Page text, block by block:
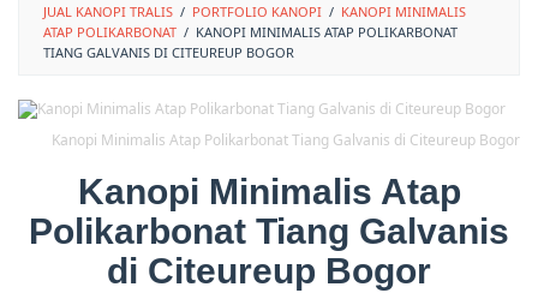
JUAL KANOPI TRALIS / PORTFOLIO KANOPI / KANOPI MINIMALIS
ATAP POLIKARBONAT / KANOPI MINIMALIS ATAP POLIKARBONAT
TIANG GALVANIS DI CITEUREUP BOGOR
Kanopi Minimalis Atap Polikarbonat Tiang Galvanis di Citeureup Bogor
Kanopi Minimalis Atap
Polikarbonat Tiang Galvanis
di Citeureup Bogor